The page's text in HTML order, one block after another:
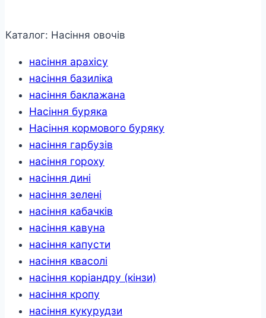
Каталог: Насіння овочів
насіння арахісу
насіння базиліка
насіння баклажана
Насіння буряка
Насіння кормового буряку
насіння гарбузів
насіння гороху
насіння дині
насіння зелені
насіння кабачків
насіння кавуна
насіння капусти
насіння квасолі
насіння коріандру (кінзи)
насіння кропу
насіння кукурудзи